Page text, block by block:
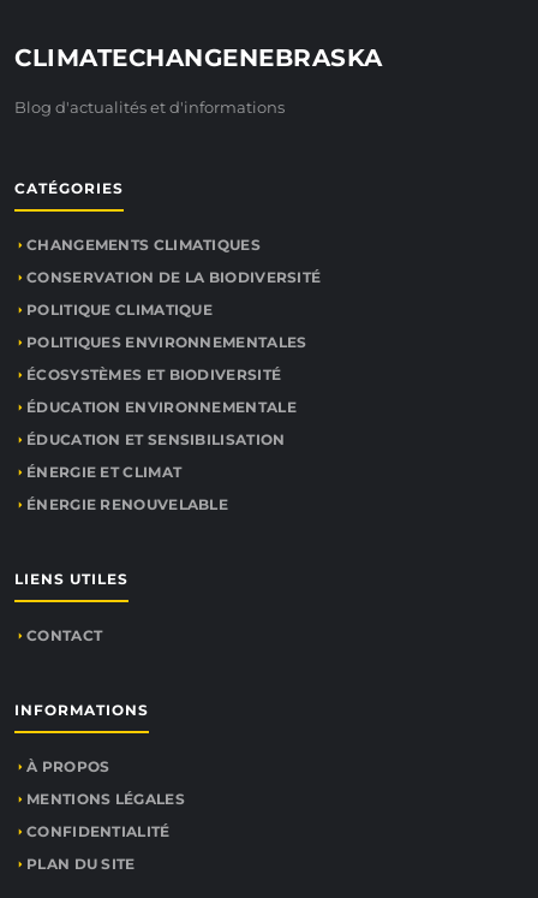
CLIMATECHANGENEBRASKA
Blog d'actualités et d'informations
CATÉGORIES
CHANGEMENTS CLIMATIQUES
CONSERVATION DE LA BIODIVERSITÉ
POLITIQUE CLIMATIQUE
POLITIQUES ENVIRONNEMENTALES
ÉCOSYSTÈMES ET BIODIVERSITÉ
ÉDUCATION ENVIRONNEMENTALE
ÉDUCATION ET SENSIBILISATION
ÉNERGIE ET CLIMAT
ÉNERGIE RENOUVELABLE
LIENS UTILES
CONTACT
INFORMATIONS
À PROPOS
MENTIONS LÉGALES
CONFIDENTIALITÉ
PLAN DU SITE